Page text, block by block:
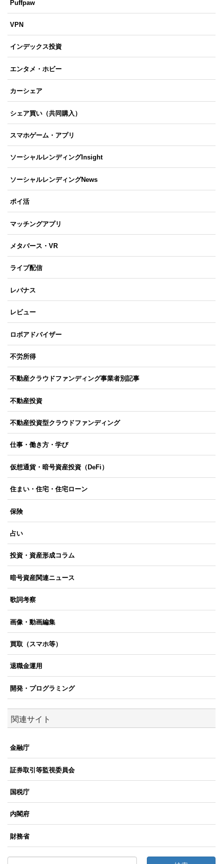
Puffpaw
VPN
インデックス投資
エンタメ・ホビー
カーシェア
シェア買い（共同購入）
スマホゲーム・アプリ
ソーシャルレンディングInsight
ソーシャルレンディングNews
ポイ活
マッチングアプリ
メタバース・VR
ライブ配信
レバナス
レビュー
ロボアドバイザー
不労所得
不動産クラウドファンディング事業者別記事
不動産投資
不動産投資型クラウドファンディング
仕事・働き方・学び
仮想通貨・暗号資産投資（DeFi）
住まい・住宅・住宅ローン
保険
占い
投資・資産形成コラム
暗号資産関連ニュース
歌詞考察
画像・動画編集
買取（スマホ等）
退職金運用
開発・プログラミング
関連サイト
金融庁
証券取引等監視委員会
国税庁
内閣府
財務省